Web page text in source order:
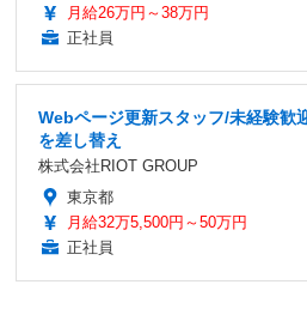
月給26万円～38万円
正社員
Webページ更新スタッフ/未経験歓
を差し替え
株式会社RIOT GROUP
東京都
月給32万5,500円～50万円
正社員